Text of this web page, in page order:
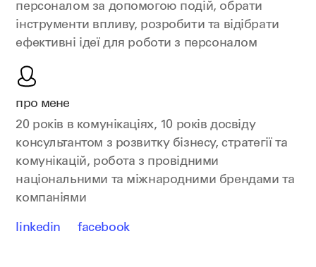
персоналом за допомогою подій, обрати
інструменти впливу, розробити та відібрати
ефективні ідеї для роботи з персоналом
про мене
20 років в комунікаціях, 10 років досвіду
консультантом з розвитку бізнесу, стратегії та
комунікацій, робота з провідними
національними та міжнародними брендами та
компаніями
linkedin facebook